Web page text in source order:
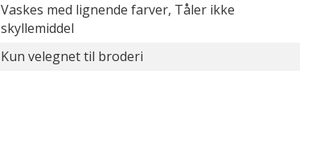
Vaskes med lignende farver, Tåler ikke
skyllemiddel
Kun velegnet til broderi